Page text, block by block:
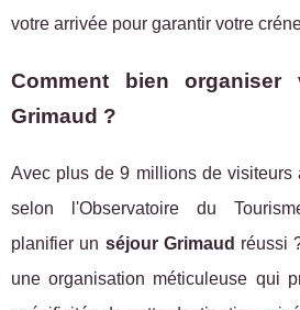
votre arrivée pour garantir votre
Comment bien
Grimaud ?
Avec plus de 9 millions de visiteurs
selon l'Observatoire du
planifier un séjour Grimaud réussi
une organisation méticuleuse qui